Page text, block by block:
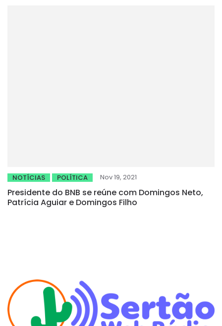
NOTÍCIAS POLÍTICA Nov 19, 2021
Presidente do BNB se reúne com Domingos Neto,
Patrícia Aguiar e Domingos Filho